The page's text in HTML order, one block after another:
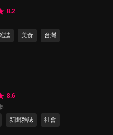
8.2
誌 美食 台灣
8.6
新聞雜誌 社會